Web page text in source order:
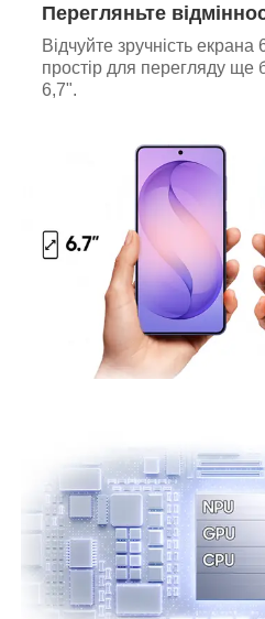
Перегляньте
Відчуйте зручність
простір для перегляду ще
6,7".